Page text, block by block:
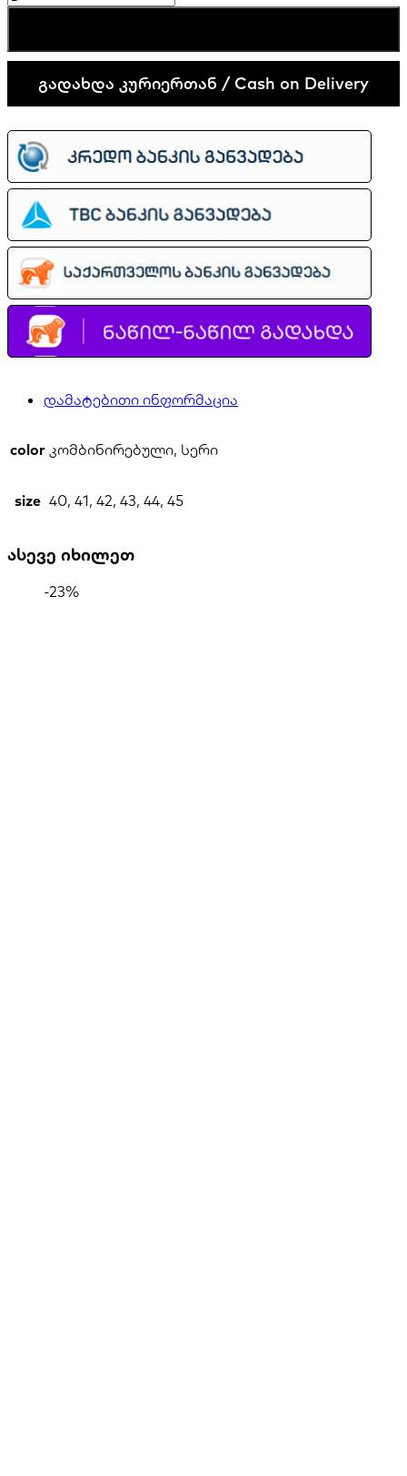
Air
Dn
quantity
გადახდა კურიერთან / Cash on Delivery
დამატებითი ინფორმაცია
color კომბინირებული, სერი
size 40, 41, 42, 43, 44, 45
ასევე იხილეთ
-23%